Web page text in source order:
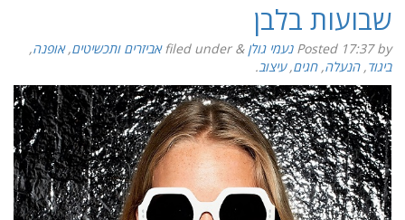
שבועות בלבן
Posted 17:37by נעמי גולן &
filed under אביזרים ותכשיטים,אופנה,
ביגוד,הנעלה,חגים,עיצוב.